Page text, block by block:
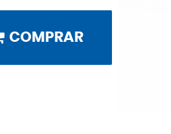
COMPRAR